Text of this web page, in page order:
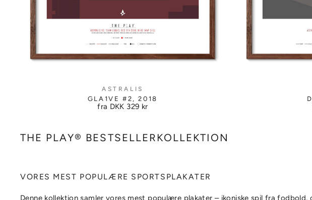
ASTRALIS
GLA1VE #2, 2018
fra DKK 329 kr
THE PLAY® BESTSELLERKOLLEKTION
VORES MEST POPULÆRE SPORTSPLAKATER
Denne kollektion samler vores mest populære plakater – ikoniske spil fra